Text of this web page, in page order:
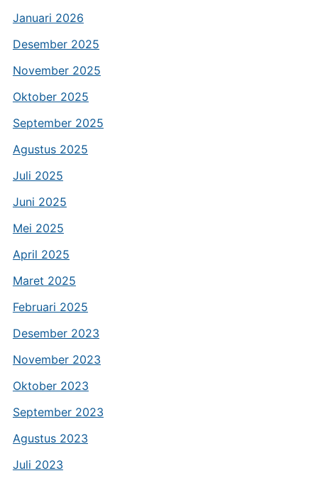
Januari 2026
Desember 2025
November 2025
Oktober 2025
September 2025
Agustus 2025
Juli 2025
Juni 2025
Mei 2025
April 2025
Maret 2025
Februari 2025
Desember 2023
November 2023
Oktober 2023
September 2023
Agustus 2023
Juli 2023